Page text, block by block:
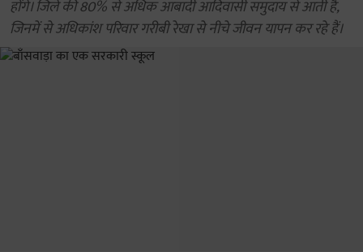
होंगे। जिले की 80% से अधिक आबादी आदिवासी समुदाय से आती है,
जिनमें से अधिकांश परिवार गरीबी रेखा से नीचे जीवन यापन कर रहे हैं।